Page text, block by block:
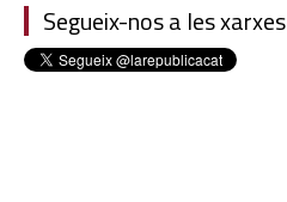
Segueix-nos a les xarxes